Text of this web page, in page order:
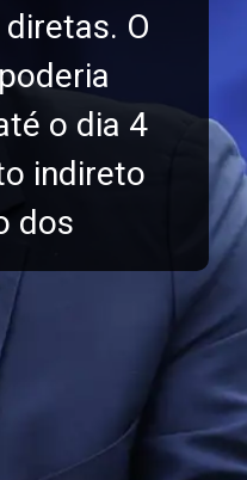
O
o dia 4
indireto
dos